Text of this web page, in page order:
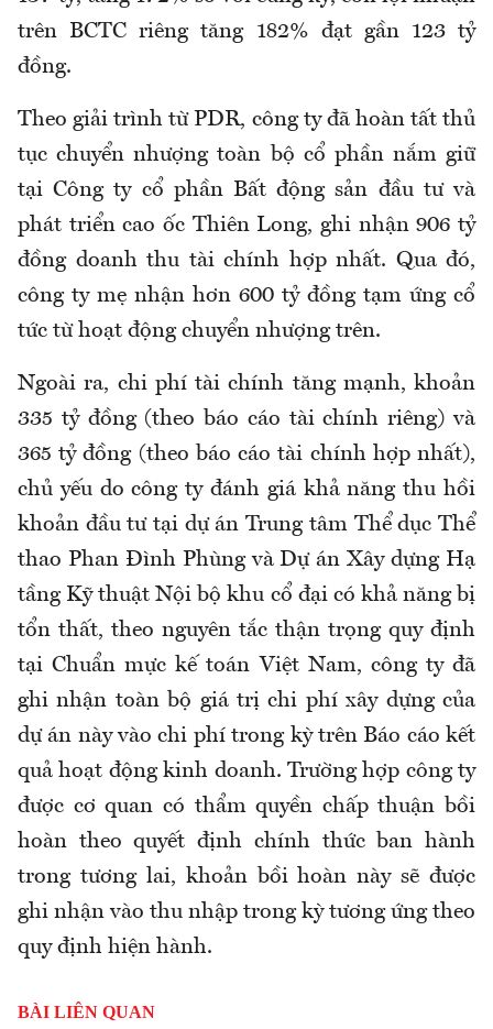
trên BCTC riêng tăng 182% đạt gần 123 tỷ
đồng.
Theo giải trình từ PDR, công ty đã hoàn tất thủ
tục chuyển nhượng toàn bộ cổ phần nắm giữ
tại Công ty cổ phần Bất động sản đầu tư và
phát triển cao ốc Thiên Long, ghi nhận 906 tỷ
đồng doanh thu tài chính hợp nhất. Qua đó,
công ty mẹ nhận hơn 600 tỷ đồng tạm ứng cổ
tức từ hoạt động chuyển nhượng trên.
Ngoài ra, chi phí tài chính tăng mạnh, khoản
335 tỷ đồng (theo báo cáo tài chính riêng) và
365 tỷ đồng (theo báo cáo tài chính hợp nhất),
chủ yếu do công ty đánh giá khả năng thu hồi
khoản đầu tư tại dự án Trung tâm Thể dục Thể
thao Phan Đình Phùng và Dự án Xây dựng Hạ
tầng Kỹ thuật Nội bộ khu cổ đại có khả năng bị
tổn thất, theo nguyên tắc thận trọng quy định
tại Chuẩn mực kế toán Việt Nam, công ty đã
ghi nhận toàn bộ giá trị chi phí xây dựng của
dự án này vào chi phí trong kỳ trên Báo cáo kết
quả hoạt động kinh doanh. Trường hợp công ty
được cơ quan có thẩm quyền chấp thuận bồi
hoàn theo quyết định chính thức ban hành
trong tương lai, khoản bồi hoàn này sẽ được
ghi nhận vào thu nhập trong kỳ tương ứng theo
quy định hiện hành.
BÀI LIÊN QUAN